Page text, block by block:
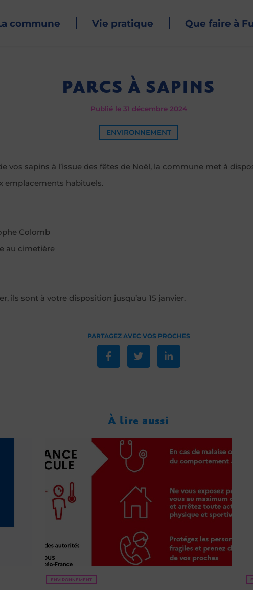
commune Vie pratique Que faire à
PARCS À SAPINS
Publié le 31 décembre 2024
ENVIRONNEMENT
vos sapins à l’issue des fêtes de Noël, la commune met à
emplacements habituels.
Colomb
au cimetière
ils sont à votre disposition jusqu’au 15 janvier.
À lire aussi
ENVIRONNEMENT